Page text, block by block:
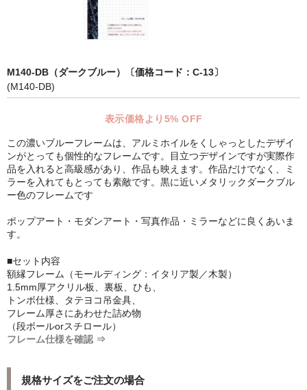
LP・CDフレーム
シンプルLPフレームセット
CD紙ジャケフレーム
Instagram紹介商品
エンゾ・マーリ【Enzo Mari】
ダネーゼ【DANESE MILANO】
アンディ・ウォーホル
M140-DB（ダークブルー）〔価格コード：C-13〕
(M140-DB)
表示価格より5% OFF
この濃いブルーフレームは、アルミホイルをくしゃっとしたデザイ
ンがとっても個性的なフレームです。目立つデザインですが実際作
品を入れると高級感があり、作品も映えます。作品だけでなく、ミ
ラーを入れてもとっても素敵です。黒に近いメタリックダークブル
ー色のフレームです
ポップアート・モダンアート・写真作品・ミラーなどに良くあいま
す。
■セット内容
額縁フレーム（モールディング：イタリア製／木製）
1.5mm厚アクリル板、裏板、ひも、
トンボ仕様、タテヨコ吊金具、
フレーム厚さにあわせた詰め物
（段ボールorスチロール）
フレーム仕様を確認 ⇒
規格サイズをご注文の場合